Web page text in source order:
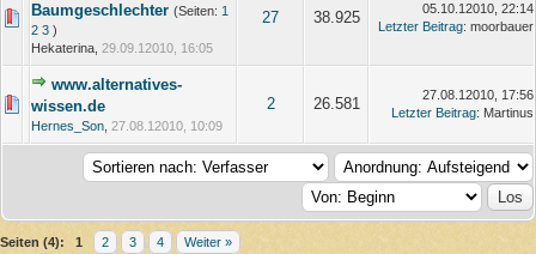
Baumgeschlechter (Seiten: 1
2 3 )
Hekaterina, 29.09.12010, 16:05
27 38.925
05.10.12010, 22:14
Letzter Beitrag: moorbauer
www.alternatives-
wissen.de
Hernes_Son 27.08.12010, 10:09
2 26.581
27.08.12010, 17:56
Letzter Beitrag: Martinus
Seiten (4): 1 2 3 4 Weiter »